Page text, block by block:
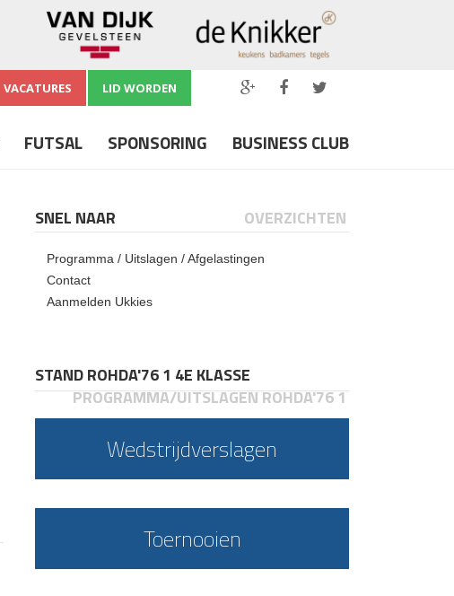
VACATURES LID WORDEN
FUTSAL SPONSORING BUSINESS CLUB
SNEL NAAR OVERZICHTEN
Programma / Uitslagen / Afgelastingen
Contact
Aanmelden Ukkies
STAND ROHDA'76 1 4E KLASSE
PROGRAMMA/UITSLAGEN ROHDA'76 1
Wedstrijdverslagen
Toernooien